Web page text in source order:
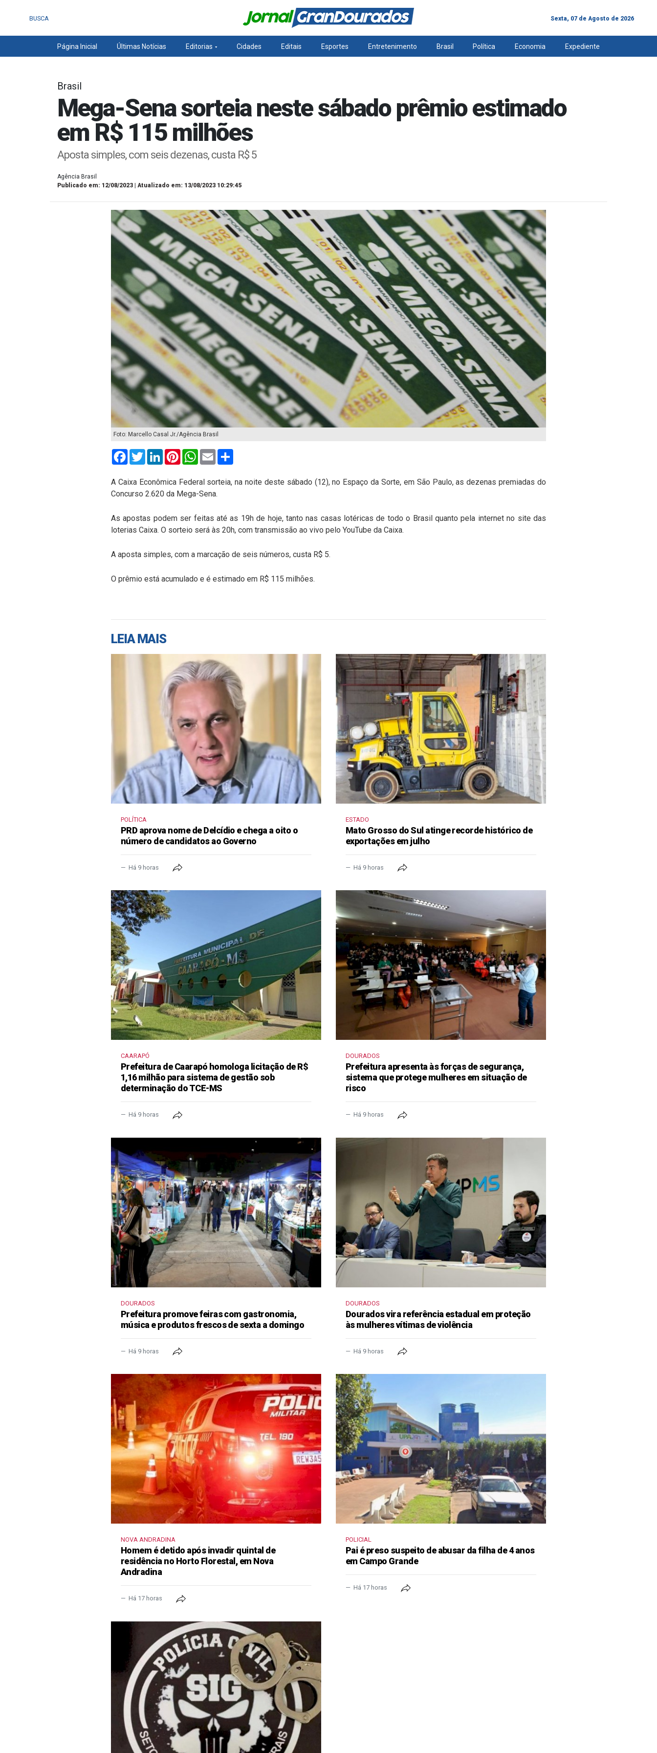
BUSCA Sexta, 07 de Agosto de 2026
Página Inicial Últimas Notícias Editorias Cidades Editais Esportes Entretenimento Brasil Política Economia Expediente
Brasil
Mega-Sena sorteia neste sábado prêmio estimado
em R$ 115 milhões
Aposta simples, com seis dezenas, custa R$ 5
Agência Brasil
Publicado em: 12/08/2023 | Atualizado em: 13/08/2023 10:29:45
Foto: Marcello Casal Jr./Agência Brasil
FacebookTwitterLinkedInPinterestWhatsApp
Email
A Caixa Econômica Federal sorteia, na noite deste sábado (12), no Espaço da Sorte, em São Paulo, as dezenas premiadas do
Concurso 2.620 da Mega-Sena.
As apostas podem ser feitas até as 19h de hoje, tanto nas casas lotéricas de todo o Brasil quanto pela internet no site das
loterias Caixa. O sorteio será às 20h, com transmissão ao vivo pelo YouTube da Caixa.
A aposta simples, com a marcação de seis números, custa R$ 5.
O prêmio está acumulado e é estimado em R$ 115 milhões.
LEIA MAIS
POLÍTICA
PRD aprova nome de Delcídio e chega a oito o
número de candidatos ao Governo
Há 9 horas
ESTADO
Mato Grosso do Sul atinge recorde histórico de
exportações em julho
Há 9 horas
CAARAPÓ
Prefeitura de Caarapó homologa licitação de R$
1,16 milhão para sistema de gestão sob
determinação do TCE-MS
Há 9 horas
DOURADOS
Prefeitura apresenta às forças de segurança,
sistema que protege mulheres em situação de
risco
Há 9 horas
DOURADOS
Prefeitura promove feiras com gastronomia,
música e produtos frescos de sexta a domingo
Há 9 horas
DOURADOS
Dourados vira referência estadual em proteção
às mulheres vítimas de violência
Há 9 horas
NOVA ANDRADINA
Homem é detido após invadir quintal de
residência no Horto Florestal, em Nova
Andradina
Há 17 horas
POLICIAL
Pai é preso suspeito de abusar da filha de 4 anos
em Campo Grande
Há 17 horas